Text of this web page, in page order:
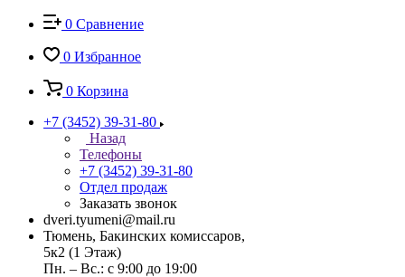
0 Сравнение
0 Избранное
0 Корзина
+7 (3452) 39-31-80
Назад
Телефоны
+7 (3452) 39-31-80
Отдел продаж
Заказать звонок
dveri.tyumeni@mail.ru
Тюмень, Бакинских комиссаров,
5к2 (1 Этаж)
Пн. – Вс.: с 9:00 до 19:00